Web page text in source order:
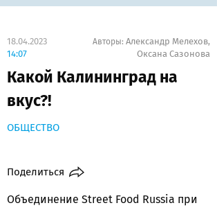
18.04.2023
14:07
Авторы: Александр Мелехов,
Оксана Сазонова
Какой Калининград на
вкус?!
ОБЩЕСТВО
Поделиться
Объединение Street Food Russia при